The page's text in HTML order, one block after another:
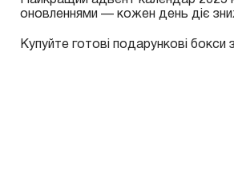
оновленнями — кожен день діє
Купуйте готові подарункові